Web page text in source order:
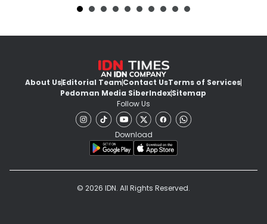
About UsEditorial TeamContact UsTerms of Services
Pedoman Media SiberIndexSitemap
Follow Us
Download
© 2026 IDN. All Rights Reserved.